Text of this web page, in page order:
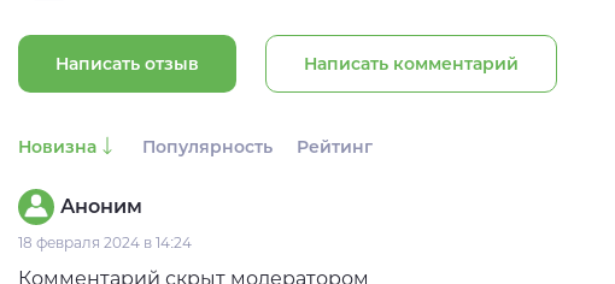
Написать отзыв Написать комментарий
Новизна Популярность Рейтинг
Аноним
18 февраля 2024 в 14:24
Комментарий скрыт модератором